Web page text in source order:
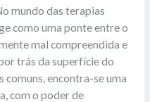
mundo das terapias
como uma ponte entre o
mal compreendida e
trás da superfície do
encontra-se uma
com o poder de